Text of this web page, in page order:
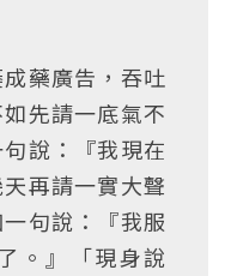
藥廣告，吞吐
先請一底氣不
說：『我現在
再請一實大聲
句說：『我服
。』「現身說